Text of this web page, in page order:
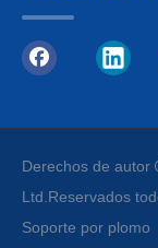
Derechos de autor
Ltd. Reservados
Soporte por plomo